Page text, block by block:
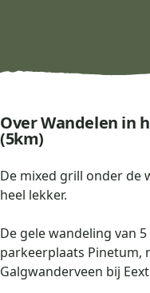
Over Wandelen in
(5km)
De mixed grill onder de
heel lekker.
De gele wandeling van
parkeerplaats Pinetum,
Galgwanderveen bij